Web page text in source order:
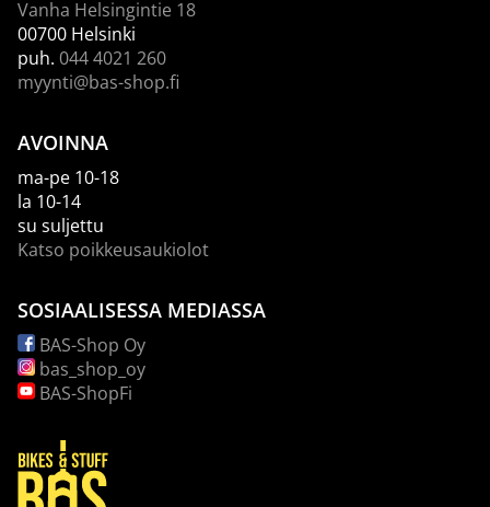
Vanha Helsingintie 18
00700 Helsinki
puh. 044 4021 260
myynti@bas-shop.fi
AVOINNA
ma-pe 10-18
la 10-14
su suljettu
Katso poikkeusaukiolot
SOSIAALISESSA MEDIASSA
BAS-Shop Oy
bas_shop_oy
BAS-ShopFi